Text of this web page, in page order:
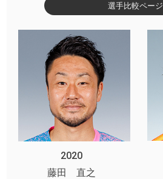
選手比較ページ
2020
藤田 直之